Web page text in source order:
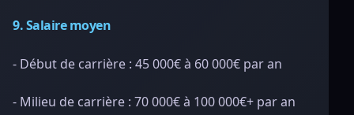
9. Salaire moyen
- Début de carrière : 45 000€ à 60 000€ par an
- Milieu de carrière : 70 000€ à 100 000€+ par an